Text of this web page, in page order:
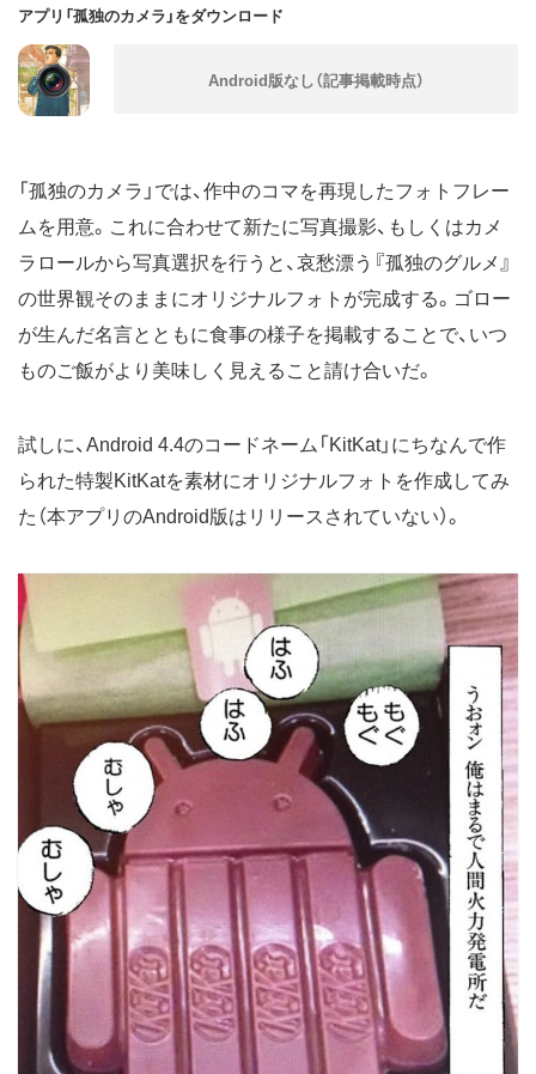
アプリ「孤独のカメラ」をダウンロード
「孤独のカメラ」では、作中のコマを再現したフォトフレー
ムを用意。これに合わせて新たに写真撮影、もしくはカメ
ラロールから写真選択を行うと、哀愁漂う『孤独のグルメ』
の世界観そのままにオリジナルフォトが完成する。ゴロー
が生んだ名言とともに食事の様子を掲載することで、いつ
ものご飯がより美味しく見えること請け合いだ。
試しに、Android 4.4のコードネーム「KitKat」にちなんで作
られた特製KitKatを素材にオリジナルフォトを作成してみ
た（本アプリのAndroid版はリリースされていない）。